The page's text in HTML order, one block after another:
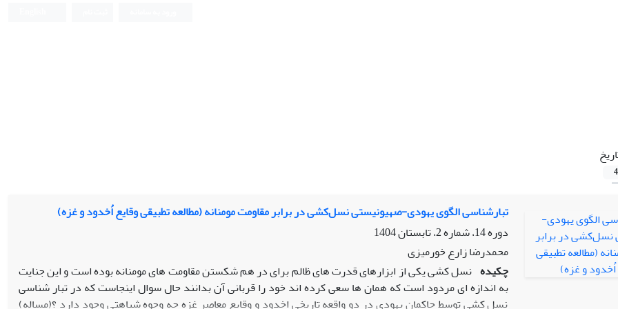
4
تبارشناسی الگوی یهودی-صهیونیستی نسل‌کشی در برابر مقاومت مومنانه (مطالعه تطبیقی وقایع اُخدود و غزه)
دوره 14، شماره 2، تابستان 1404
محمدرضا زارع خورمیزی
چکیده نسل کشی یکی از ابزارهای قدرت های ظالم برای در هم شکستن مقاومت های مومنانه بوده است و این جنایت
به اندازه ای مردود است که همان ها سعی کرده اند خود را قربانی آن بدانند حال سوال اینجاست که در تبار شناسی
نسل کشی توسط حاکمان یهودی در دو واقعه تاریخی اخدود و وقایع معاصر غزه چه وجوه شباهتی وجود دارد ؟(مساله)